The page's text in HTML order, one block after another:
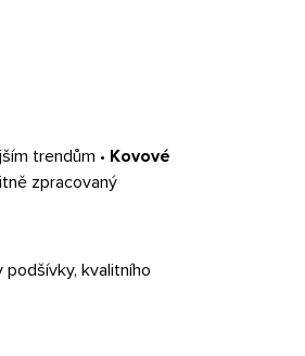
trendům • Kovové
zpracovaný
podšívky, kvalitního